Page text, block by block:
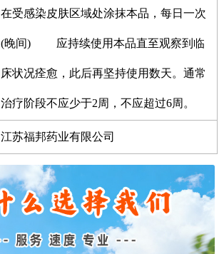
在受感染皮肤区域处涂抹本品，每日一次
(晚间) 应持续使用本品直至观察到临
床状况痊愈，此后再坚持使用数天。通常
治疗阶段不应少于2周，不应超过6周。
江苏福邦药业有限公司